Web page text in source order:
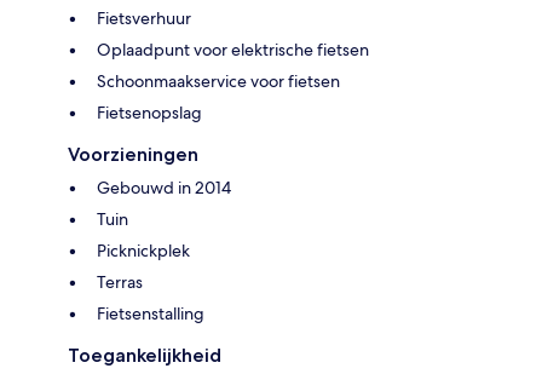
Fietsverhuur
Oplaadpunt voor elektrische fietsen
Schoonmaakservice voor fietsen
Fietsenopslag
Voorzieningen
Gebouwd in 2014
Tuin
Picknickplek
Terras
Fietsenstalling
Toegankelijkheid